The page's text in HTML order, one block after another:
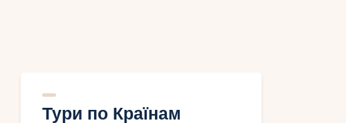
Тури по Країнам